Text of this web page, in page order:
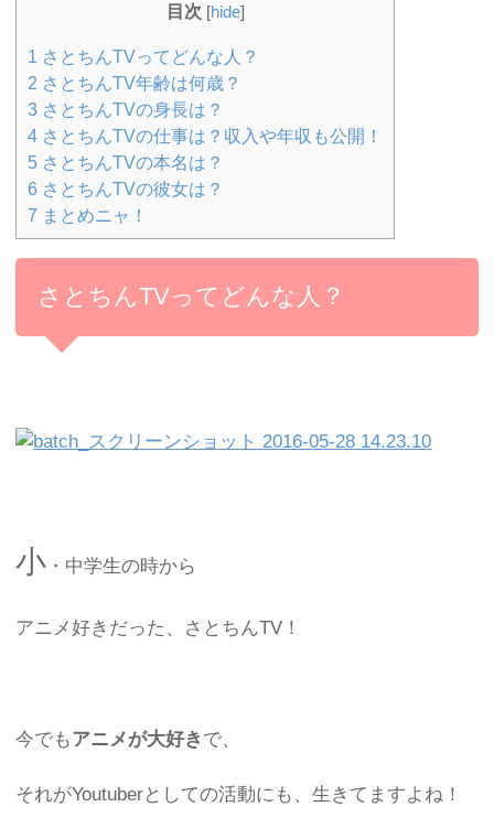
目次 [hide]
1 さとちんTVってどんな人？
2 さとちんTV年齢は何歳？
3 さとちんTVの身長は？
4 さとちんTVの仕事は？収入や年収も公開！
5 さとちんTVの本名は？
6 さとちんTVの彼女は？
7 まとめニャ！
さとちんTVってどんな人？
小 ・中学生の時から
アニメ好きだった、さとちんTV！
今でもアニメが大好き で、
それがYoutuberとしての活動にも、生きてますよね！